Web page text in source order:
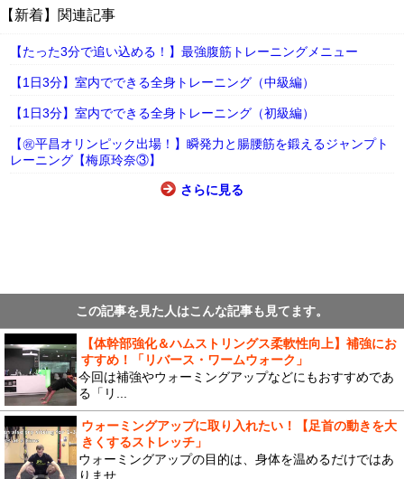
【新着】関連記事
【たった3分で追い込める！】最強腹筋トレーニングメニュー
【1日3分】室内でできる全身トレーニング（中級編）
【1日3分】室内でできる全身トレーニング（初級編）
【㊗平昌オリンピック出場！】瞬発力と腸腰筋を鍛えるジャンプト
レーニング【梅原玲奈③】
さらに見る
この記事を見た人はこんな記事も見てます。
【体幹部強化＆ハムストリングス柔軟性向上】補強にお
すすめ！「リバース・ワームウォーク」
今回は補強やウォーミングアップなどにもおすすめであ
る「リ...
ウォーミングアップに取り入れたい！【足首の動きを大
きくするストレッチ」
ウォーミングアップの目的は、身体を温めるだけではあ
りませ...